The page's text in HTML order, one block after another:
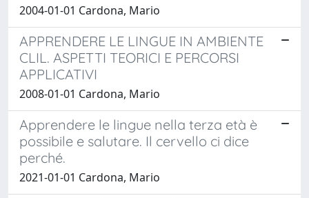
2004-01-01 Cardona, Mario
APPRENDERE LE LINGUE IN AMBIENTE
CLIL. ASPETTI TEORICI E PERCORSI
APPLICATIVI
2008-01-01 Cardona, Mario
Apprendere le lingue nella terza età è
possibile e salutare. Il cervello ci dice
perché.
2021-01-01 Cardona, Mario